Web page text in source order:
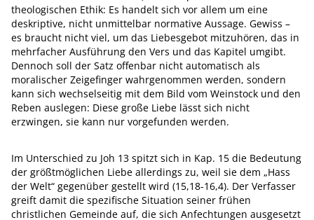
theologischen Ethik: Es handelt sich vor allem um eine
deskriptive, nicht unmittelbar normative Aussage. Gewiss –
es braucht nicht viel, um das Liebesgebot mitzuhören, das in
mehrfacher Ausführung den Vers und das Kapitel umgibt.
Dennoch soll der Satz offenbar nicht automatisch als
moralischer Zeigefinger wahrgenommen werden, sondern
kann sich wechselseitig mit dem Bild vom Weinstock und den
Reben auslegen: Diese große Liebe lässt sich nicht
erzwingen, sie kann nur vorgefunden werden.
Im Unterschied zu Joh 13 spitzt sich in Kap. 15 die Bedeutung
der größtmöglichen Liebe allerdings zu, weil sie dem „Hass
der Welt“ gegenüber gestellt wird (15,18-16,4). Der Verfasser
greift damit die spezifische Situation seiner frühen
christlichen Gemeinde auf, die sich Anfechtungen ausgesetzt